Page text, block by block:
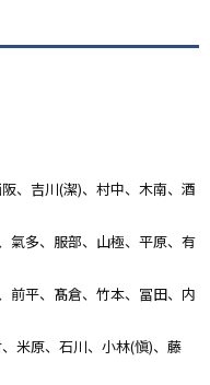
、吉川(潔)、村中、木南、酒
氣多、服部、山極、平原、有
前平、髙倉、竹本、冨田、内
米原、石川、小林(愼)、藤